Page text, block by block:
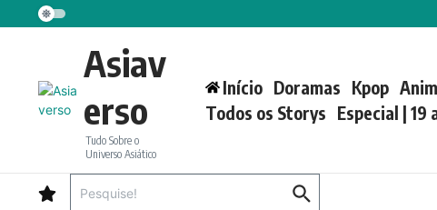
Ir para o conteúdo
Asiav
erso
Tudo Sobre o
Universo Asiático
Início Doramas Kpop
Todos os Storys Especial | 19